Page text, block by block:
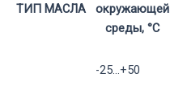
ТИП МАСЛА
окружающей
среды, °С
-25...+50